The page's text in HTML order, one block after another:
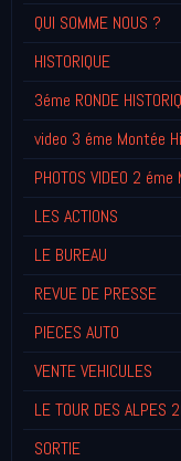
QUI SOMME NOUS ?
HISTORIQUE
3éme RONDE
video 3 éme Montée
PHOTOS VIDEO 2 éme
LES ACTIONS
LE BUREAU
REVUE DE PRESSE
PIECES AUTO
VENTE VEHICULES
LE TOUR DES ALPES
SORTIE